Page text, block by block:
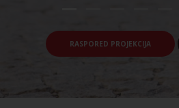
RASPORED PROJEKCIJA